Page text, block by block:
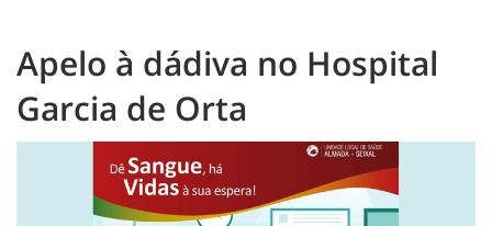
Apelo à dádiva no Hospital
Garcia de Orta